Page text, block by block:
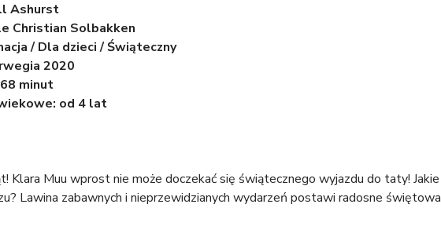
Ashurst
Christian Solbakken
/ Dla dzieci / Świąteczny
2020
minut
od 4 lat
Klara Muu wprost nie może doczekać się świątecznego wyjazdu do taty! Jakie
Lawina zabawnych i nieprzewidzianych wydarzeń postawi radosne